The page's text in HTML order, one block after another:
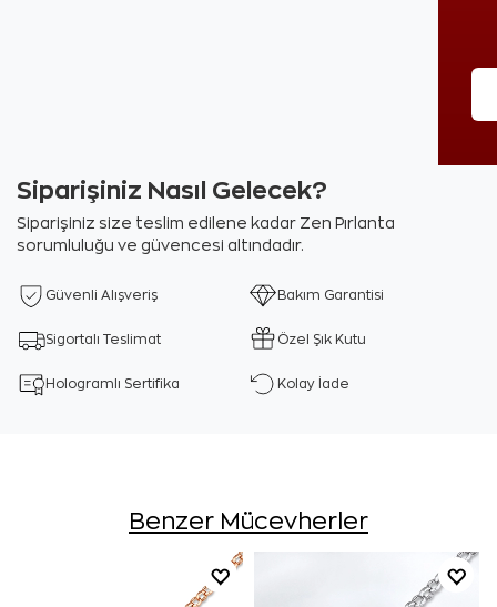
Siparişiniz Nasıl Gelecek?
Siparişiniz size teslim edilene kadar Zen Pırlanta
sorumluluğu ve güvencesi altındadır.
Güvenli Alışveriş Bakım Garantisi
Sigortalı Teslimat Özel Şık Kutu
Hologramlı Sertifika Kolay İade
Benzer Mücevherler